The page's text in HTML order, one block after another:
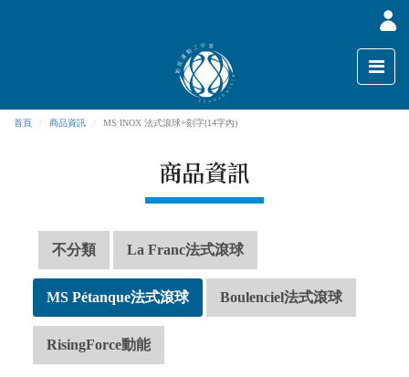
首頁 商品資訊 MS INOX 法式滾球+刻字(14字內)
商品資訊
不分類 La Franc法式滾球
MS Pétanque法式滾球 Boulenciel法式滾球
RisingForce動能